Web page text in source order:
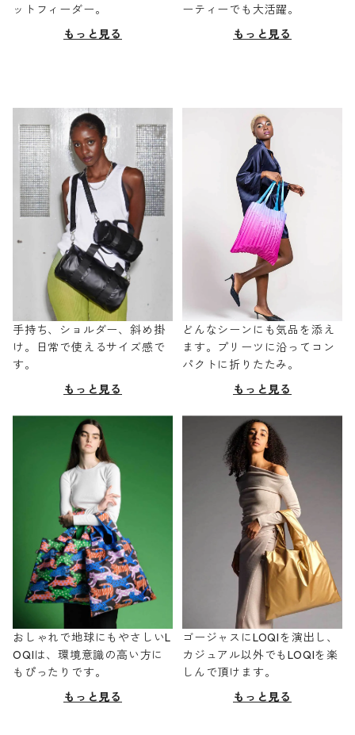
ットフィーダー。
もっと見る
ーティーでも大活躍。
もっと見る
手持ち、ショルダー、斜め掛
け。日常で使えるサイズ感で
す。
もっと見る
どんなシーンにも気品を添え
ます。プリーツに沿ってコン
パクトに折りたたみ。
もっと見る
おしゃれで地球にもやさしいL
OQIは、環境意識の高い方に
もぴったりです。
もっと見る
ゴージャスにLOQIを演出し、
カジュアル以外でもLOQIを楽
しんで頂けます。
もっと見る